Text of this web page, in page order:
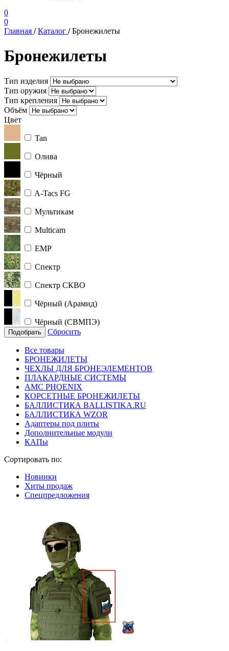
0
0
Главная / Каталог / Бронежилеты
Бронежилеты
Тип изделия
Тип оружия
Тип крепления
Объём
Цвет
Tan
Олива
Чёрный
A-Tacs FG
Мультикам
Multicam
ЕМР
Спектр
Спектр СКВО
Чёрный (Арамид)
Чёрный (СВМПЭ)
Подобрать Сбросить
Все товары
БРОНЕЖИЛЕТЫ
ЧЕХЛЫ ДЛЯ БРОНЕЭЛЕМЕНТОВ
ПЛАКАРДНЫЕ СИСТЕМЫ
АМС PHOENIX
КОРСЕТНЫЕ БРОНЕЖИЛЕТЫ
БАЛЛИСТИКА BALLISTIKA.RU
БАЛЛИСТИКА WZOR
Адаптеры под плиты
Дополнительные модули
КАПы
Сортировать по:
Новинки
Хиты продаж
Спецпредложения